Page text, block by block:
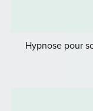
Hypnose pour